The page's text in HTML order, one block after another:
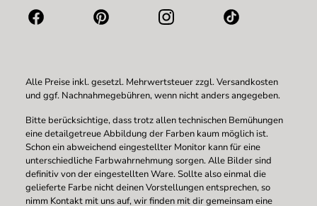
Alle Preise inkl. gesetzl. Mehrwertsteuer zzgl.Versandkosten
und ggf. Nachnahmegebühren, wenn nicht anders angegeben.
Bitte berücksichtige, dass trotz allen technischen Bemühungen
eine detailgetreue Abbildung der Farben kaum möglich ist.
Schon ein abweichend eingestellter Monitor kann für eine
unterschiedliche Farbwahrnehmung sorgen. Alle Bilder sind
definitiv von der eingestellten Ware. Sollte also einmal die
gelieferte Farbe nicht deinen Vorstellungen entsprechen, so
nimm Kontakt mit uns auf, wir finden mit dir gemeinsam eine